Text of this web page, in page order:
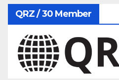
QRZ / 30 Member